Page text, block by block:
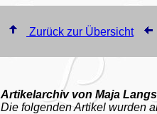
Zurück zur Übersicht
Artikelarchiv von Maja
Die folgenden Artikel wurden